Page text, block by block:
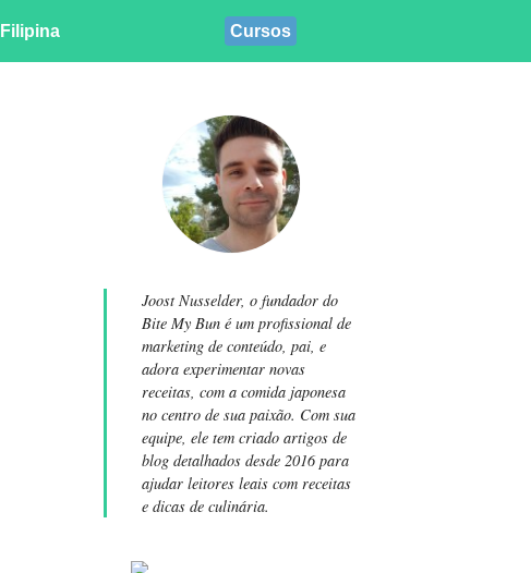
Filipina Cursos
Joost Nusselder, o fundador do
Bite My Bun é um profissional de
marketing de conteúdo, pai, e
adora experimentar novas
receitas, com a comida japonesa
no centro de sua paixão. Com sua
equipe, ele tem criado artigos de
blog detalhados desde 2016 para
ajudar leitores leais com receitas
e dicas de culinária.